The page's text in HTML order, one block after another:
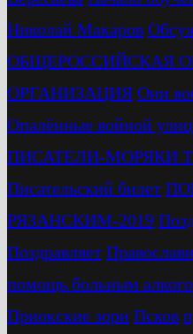
Николай Макаров
ОБЩЕРОССИЙСКАЯ
ОРГАНИЗАЦИЯ Они
Опалённые войной
ПИСАТЕЛИ-МОРЯКИ
Писательский билет
РЯЗАНСКИМ-2019
Поздравляет
помощь больным
Приокские зори Псков